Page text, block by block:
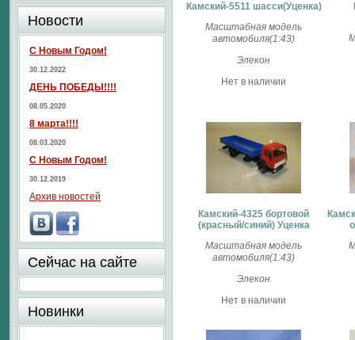
Камский-5511 шасси(Уценка)
Масштабная модель
автомобиля(1:43)
Элекон
Нет в наличии
Камский-4325 бортовой
(красный/синий) Уценка
Масштабная модель
автомобиля(1:43)
Элекон
Нет в наличии
Новости
С Новым Годом!
30.12.2022
ДЕНЬ ПОБЕДЫ!!!!
08.05.2020
8 марта!!!!
08.03.2020
С Новым Годом!
30.12.2019
Архив новостей
Сейчас на сайте
Новинки